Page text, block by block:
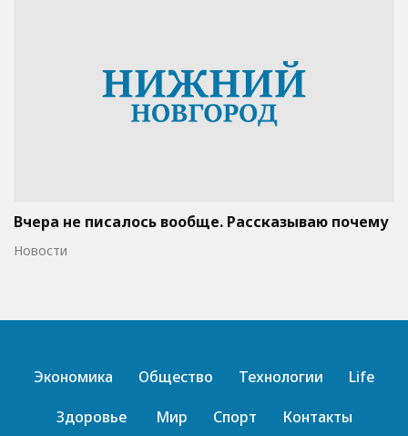
Вчера не писалось вообще. Рассказываю почему
Новости
Экономика Общество Технологии
Life
Здоровье
Мир Спорт Контакты